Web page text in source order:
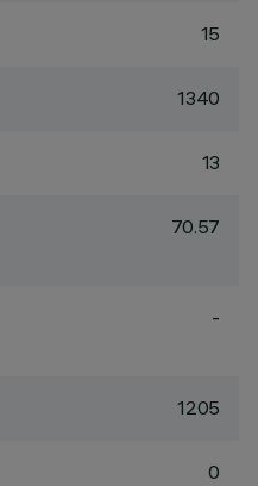
15
1340
13
70.57
-
1205
0